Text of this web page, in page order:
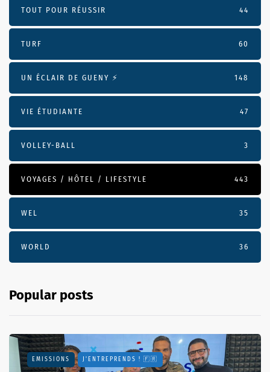
TOUT POUR RÉUSSIR 44
TURF 60
UN ÉCLAIR DE GUENY ⚡️ 148
VIE ÉTUDIANTE 47
VOLLEY-BALL 3
VOYAGES / HÔTEL / LIFESTYLE 443
WEL 35
WORLD 36
Popular posts
EMISSIONS J'ENTREPRENDS ! 🇫🇷